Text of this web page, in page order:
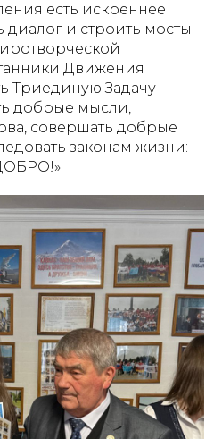
есть искреннее
и строить мосты
Движения
Триединую Задачу
добрые мысли,
совершать добрые
законам жизни: